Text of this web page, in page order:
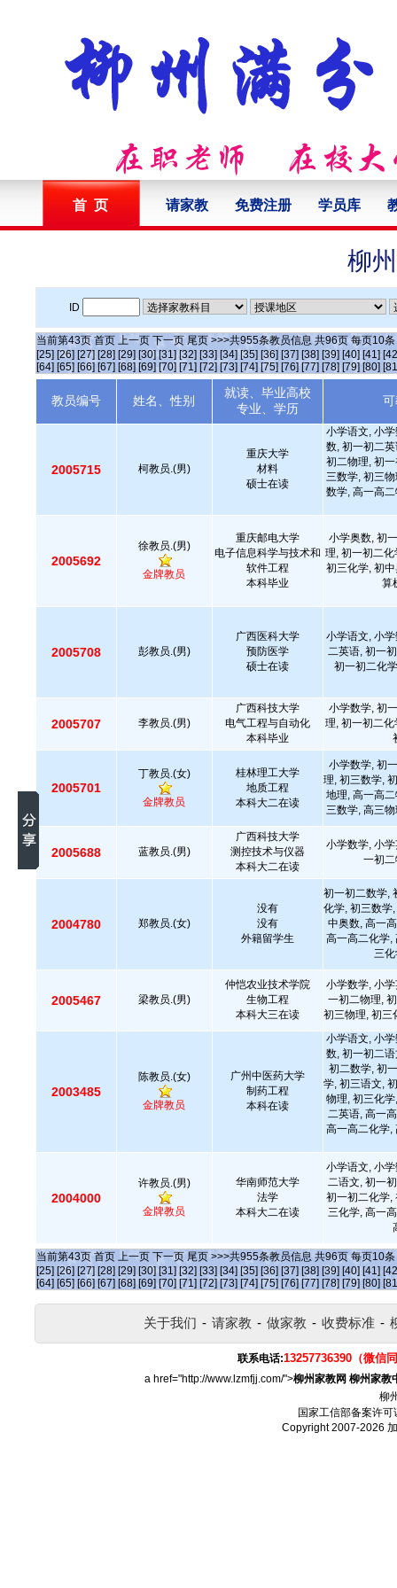
首 页 请家教 免费注册 学员库
柳
ID
当前第43页 首页 上一页 下一页 尾页 >>>共955条教员信息 共96页 每页10条
[25] [26] [27] [28] [29] [30] [31] [32] [33] [34] [35] [36] [37] [38] [39] [40] [41]
[64] [65] [66] [67] [68] [69] [70] [71] [72] [73] [74] [75] [76] [77] [78] [79] [80]
教员编号 姓名、性别
就读、毕业高校
专业、学历
2005715 柯教员.(男)
重庆大学
材料
硕士在读
小学语文, 小
数, 初一初二
初二物理, 初
三数学, 初三
数学, 高一高
2005692
徐教员.(男)
金牌教员
重庆邮电大学
电子信息科学与技术和
软件工程
本科毕业
小学奥数, 初
理, 初一初二
初三化学, 初
算
2005708 彭教员.(男)
广西医科大学
预防医学
硕士在读
小学语文, 小
二英语, 初一
初一初二化
2005707 李教员.(男)
广西科技大学
电气工程与自动化
本科毕业
小学数学, 初
理, 初一初二
2005701
丁教员.(女)
金牌教员
桂林理工大学
地质工程
本科大二在读
小学数学, 初
理, 初三数学,
地理, 高一高
三数学, 高三
2005688 蓝教员.(男)
广西科技大学
测控技术与仪器
本科大二在读
小学数学, 小
一初
2004780 郑教员.(女)
没有
没有
外籍留学生
初一初二数学,
化学, 初三数学
中奥数, 高一
高一高二化学,
三
2005467 梁教员.(男)
仲恺农业技术学院
生物工程
本科大三在读
小学数学, 小
一初二物理,
初三物理, 初三
2003485
陈教员.(女)
金牌教员
广州中医药大学
制药工程
本科在读
小学语文, 小
数, 初一初二
初二数学, 初
学, 初三语文,
物理, 初三化
二英语, 高一
高一高二化学,
2004000
许教员.(男)
金牌教员
华南师范大学
法学
本科大二在读
小学语文, 小
二语文, 初一
初一初二化学,
三化学, 高一
当前第43页 首页 上一页 下一页 尾页 >>>共955条教员信息 共96页 每页10条
[25] [26] [27] [28] [29] [30] [31] [32] [33] [34] [35] [36] [37] [38] [39] [40] [41]
[64] [65] [66] [67] [68] [69] [70] [71] [72] [73] [74] [75] [76] [77] [78] [79] [80]
关于我们 - 请家教 - 做家教 - 收费标准 -
联系电话:13257736390（微信
a href="http://www.lzmfjj.com/">柳州家教网 柳州家教
柳
国家工信部备案许可
Copyright 2007-2026